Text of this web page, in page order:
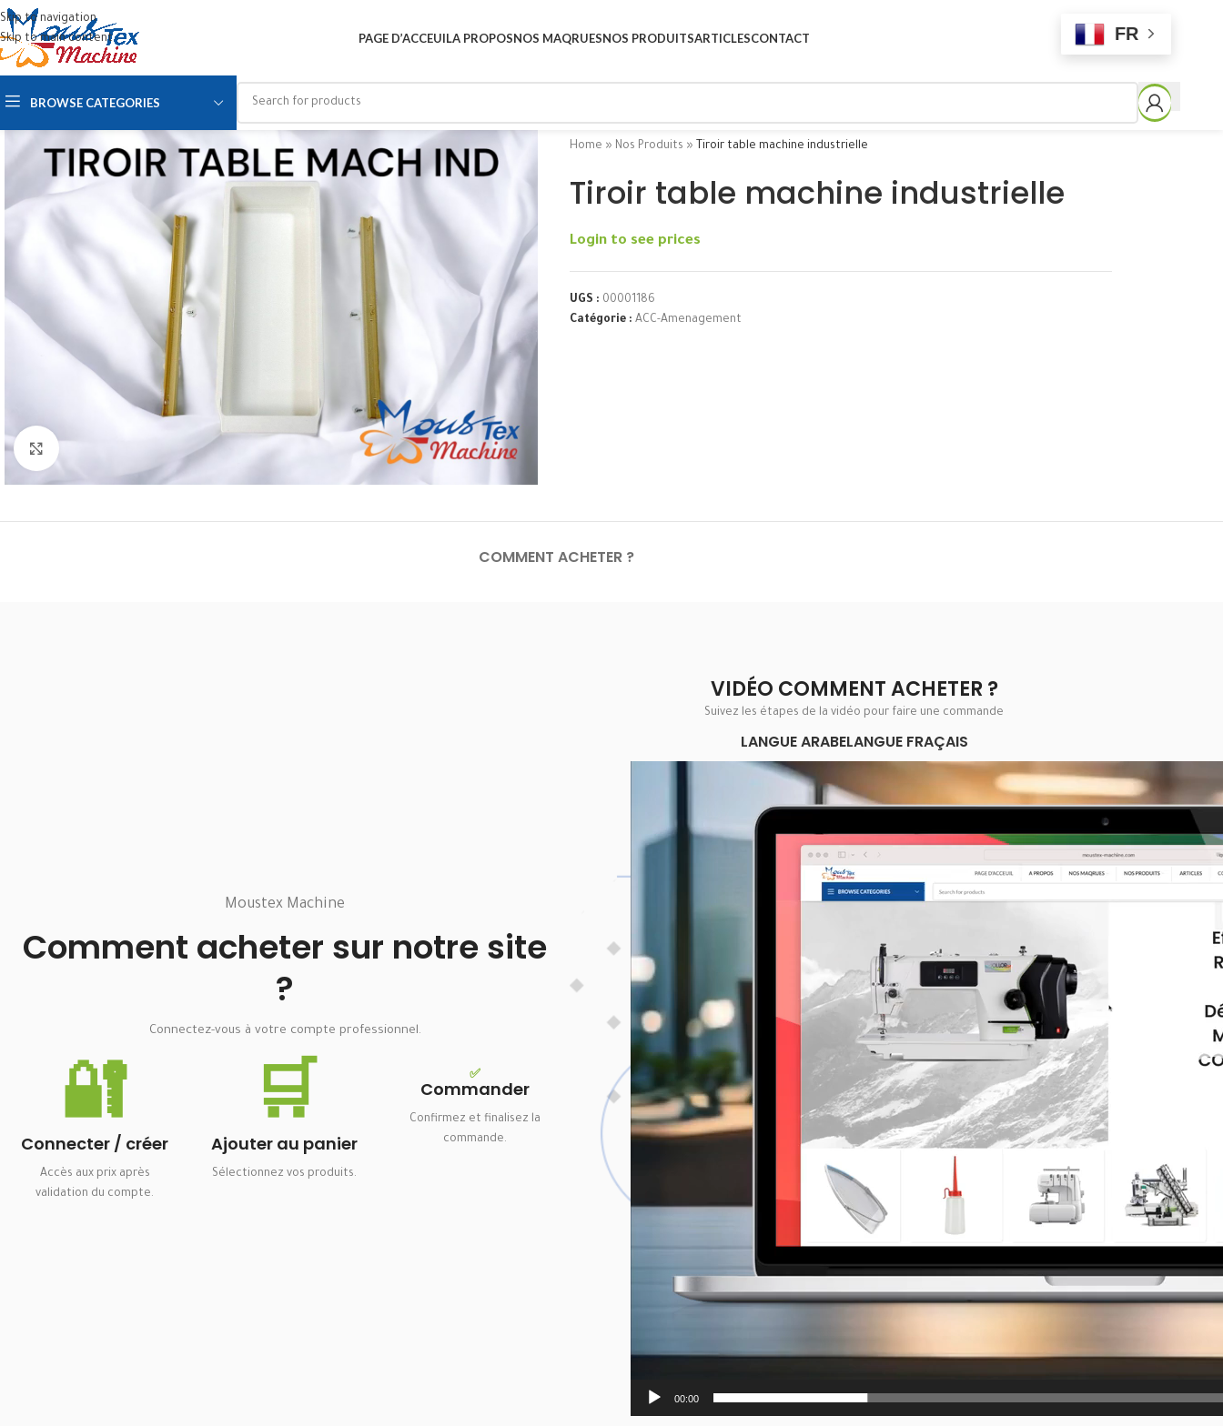
Skip to navigation
Skip to main content
PAGE D’ACCEUILA PROPOSNOS MAQRUESNOS PRODUITSARTICLESCONTACT FR
BROWSE CATEGORIES
Home » Nos Produits » Tiroir table machine industrielle
Tiroir table machine industrielle
Login to see prices
UGS : 00001186
Catégorie : ACC-Amenagement
COMMENT ACHETER ?
Moustex Machine
Comment acheter sur notre site
?
Connectez-vous à votre compte professionnel.
🔐
Connecter / créer
Accès aux prix après
validation du compte.
🛒
Ajouter au panier
Sélectionnez vos produits.
✅
Commander
Confirmez et finalisez la
commande.
VIDÉO COMMENT ACHETER ?
Suivez les étapes de la vidéo pour faire une commande
LANGUE ARABELANGUE FRAÇAIS
00:00